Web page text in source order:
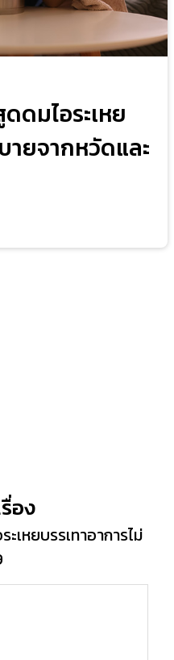
ดมไอระเหย
ายจากหวัดและ
อง
เหยบรรเทาอาการไม่